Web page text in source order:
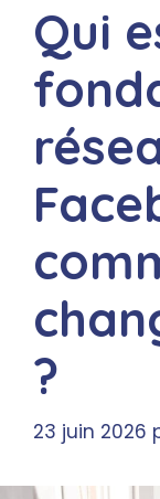
Qui
?
23 juin 2026